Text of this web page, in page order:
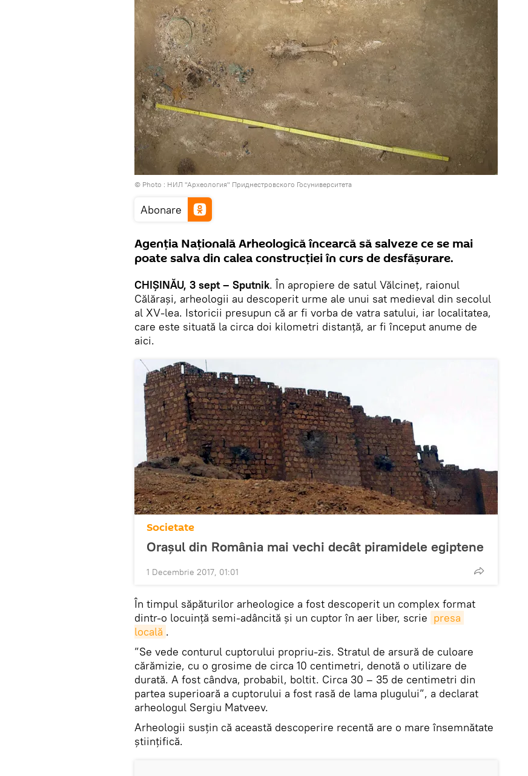
© Photo : НИЛ "Археология" Приднестровского Госуниверситета
Abonare
Agenția Națională Arheologică încearcă să salveze ce se mai
poate salva din calea construcției în curs de desfășurare.
CHIȘINĂU, 3 sept – Sputnik. În apropiere de satul Vălcineț, raionul
Călărași, arheologii au descoperit urme ale unui sat medieval din secolul
al XV-lea. Istoricii presupun că ar fi vorba de vatra satului, iar localitatea,
care este situată la circa doi kilometri distanţă, ar fi început anume de
aici.
Societate
Oraşul din România mai vechi decât piramidele egiptene
1 Decembrie 2017, 01:01
În timpul săpăturilor arheologice a fost descoperit un complex format
dintr-o locuință semi-adâncită și un cuptor în aer liber, scrie presa
locală .
”Se vede conturul cuptorului propriu-zis. Stratul de arsură de culoare
cărămizie, cu o grosime de circa 10 centimetri, denotă o utilizare de
durată. A fost cândva, probabil, boltit. Circa 30 – 35 de centimetri din
partea superioară a cuptorului a fost rasă de lama plugului”, a declarat
arheologul Sergiu Matveev.
Arheologii susțin că această descoperire recentă are o mare însemnătate
științifică.